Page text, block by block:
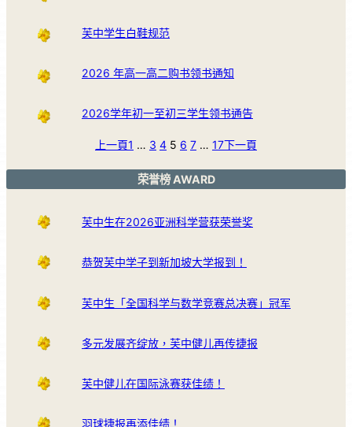
芙中学生白鞋规范
2026 年高一高二购书领书通知
2026学年初一至初三学生领书通告
上一頁1 … 3 4 5 6 7 … 17下一頁
荣誉榜 AWARD
芙中生在2026亚洲科学营获荣誉奖
恭贺芙中学子到新加坡大学报到！
芙中生「全国科学与数学竞赛总决赛」冠军
多元发展齐绽放，芙中健儿再传捷报
芙中健儿在国际泳赛获佳绩！
羽球捷报再添佳绩！